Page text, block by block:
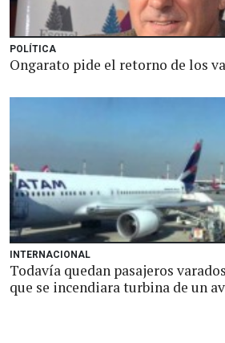
POLÍTICA
Ongarato pide el retorno de los
INTERNACIONAL
Todavía quedan pasajeros
que se incendiara turbina de un